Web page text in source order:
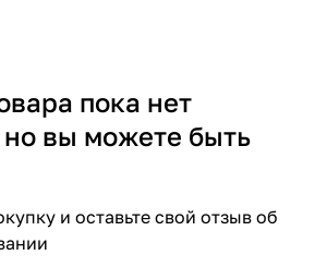
пока нет
но вы можете быть
и оставьте свой отзыв об